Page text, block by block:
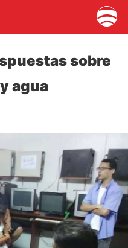
sobre
agua